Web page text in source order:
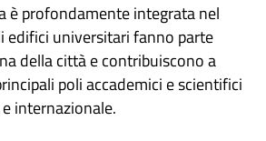
è profondamente integrata nel
edifici universitari fanno parte
della città e contribuiscono a
poli accademici e scientifici
internazionale.